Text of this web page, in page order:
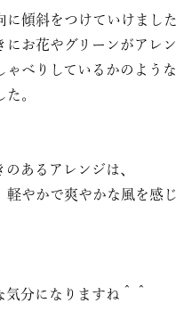
傾斜をつけていけました
お花やグリーンがアレン
ゃべりしているかのような
。
あるアレンジは、
軽やかで爽やかな風を感
分になりますね＾＾